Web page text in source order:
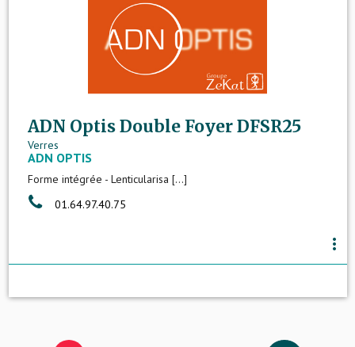
ADN Optis Double Foyer DFSR25
Verres
ADN OPTIS
Forme intégrée - Lenticularisa [...]
01.64.97.40.75
more_vert